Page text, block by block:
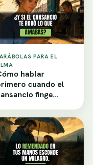
PARA EL
hablar
cuando el
finge